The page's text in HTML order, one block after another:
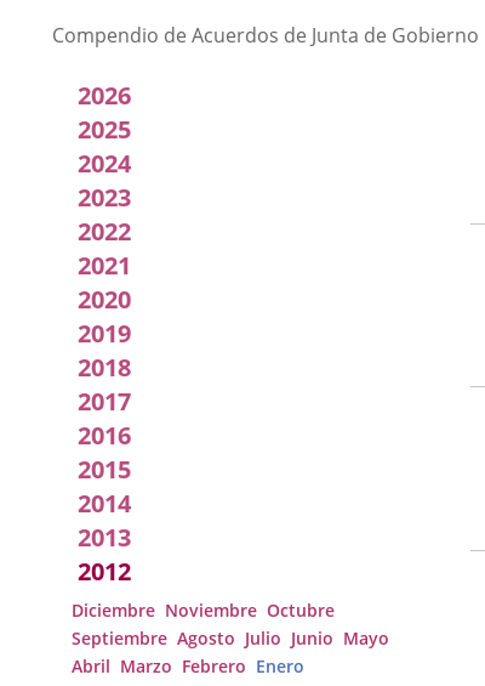
Listado
de
Acuerdos
de
Junta
de
Gobierno
Local
Compendio de Acuerdos de Junta de Gobierno
2026
2025
2024
2023
2022
2021
2020
2019
2018
2017
2016
2015
2014
2013
2012
Diciembre Noviembre Octubre
Septiembre Agosto Julio Junio Mayo
Abril Marzo Febrero Enero